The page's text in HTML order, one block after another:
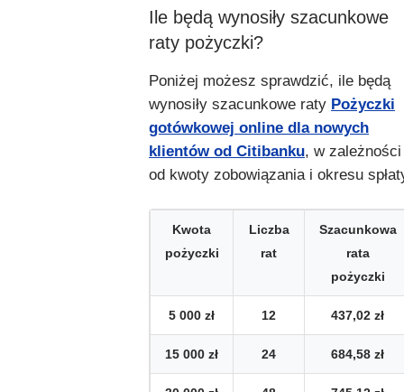
Ile będą wynosiły szacunkowe
raty pożyczki?
Poniżej możesz sprawdzić, ile będą
wynosiły szacunkowe raty Pożyczki
gotówkowej online dla nowych
klientów od Citibanku, w zależności
od kwoty zobowiązania i okresu
Kwota
pożyczki
Liczba
rat
Szacunkowa
rata
pożyczki
5 000 zł 12 437,02 zł
15 000 zł 24 684,58 zł